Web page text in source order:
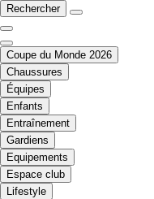
Rechercher
Coupe du Monde 2026
Chaussures
Équipes
Enfants
Entraînement
Gardiens
Equipements
Espace club
Lifestyle